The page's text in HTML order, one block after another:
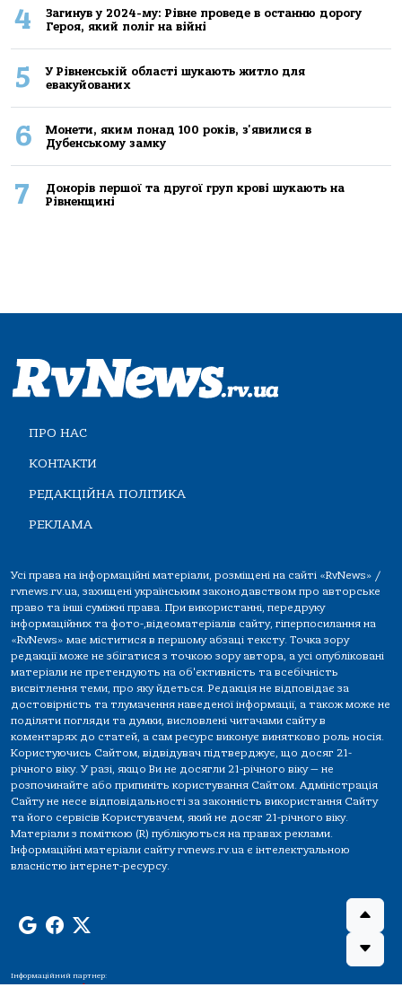
4
Загинув у 2024-му: Рівне проведе в останню дорогу
Героя, який поліг на війні
5
У Рівненській області шукають житло для
евакуйованих
6
Монети, яким понад 100 років, з'явилися в
Дубенському замку
7
Донорів першої та другої груп крові шукають на
Рівненщині
ПРО НАС
КОНТАКТИ
РЕДАКЦІЙНА ПОЛІТИКА
РЕКЛАМА
Усі права на інформаційні матеріали, розміщені на сайті «RvNews» /
rvnews.rv.ua, захищені українським законодавством про авторське
право та інші суміжні права. При використанні, передруку
інформаційних та фото-,відеоматеріалів сайту, гіперпосилання на
«RvNews» має міститися в першому абзаці тексту. Точка зору
редакції може не збігатися з точкою зору автора, а усі опубліковані
матеріали не претендують на об'єктивність та всебічність
висвітлення теми, про яку йдеться. Редакція не відповідає за
достовірність та тлумачення наведеної інформації, а також може не
поділяти погляди та думки, висловлені читачами сайту в
коментарях до статей, а сам ресурс виконує винятково роль носія.
Користуючись Сайтом, відвідувач підтверджує, що досяг 21-
річного віку. У разі, якщо Ви не досягли 21-річного віку — не
розпочинайте або припиніть користування Сайтом. Адміністрація
Сайту не несе відповідальності за законність використання Сайту
та його сервісів Користувачем, який не досяг 21-річного віку.
Матеріали з поміткою (R) публікуються на правах реклами.
Інформаційні матеріали сайту rvnews.rv.ua є інтелектуальною
власністю інтернет-ресурсу.
Інформаційний партнер: